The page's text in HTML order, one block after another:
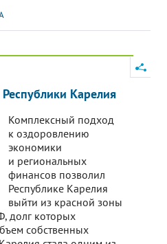
Карелия
Комплексный подход
к оздоровлению
экономики
и региональных
финансов позволил
Республике Карелия
выйти из красной зоны
долг которых
собственных